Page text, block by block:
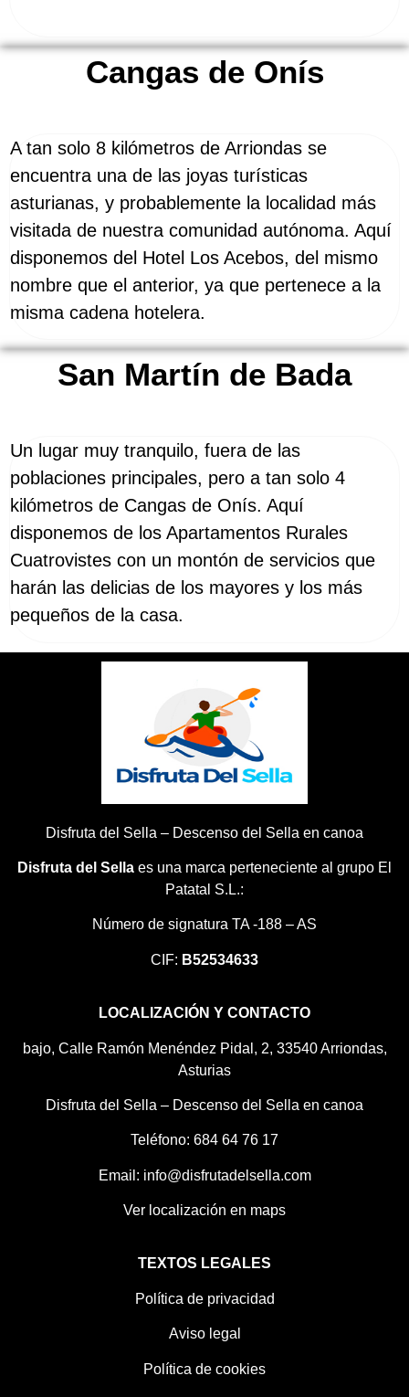
Cangas de Onís
A tan solo 8 kilómetros de Arriondas se
encuentra una de las joyas turísticas
asturianas, y probablemente la localidad más
visitada de nuestra comunidad autónoma. Aquí
disponemos del Hotel Los Acebos, del mismo
nombre que el anterior, ya que pertenece a la
misma cadena hotelera.
San Martín de Bada
Un lugar muy tranquilo, fuera de las
poblaciones principales, pero a tan solo 4
kilómetros de Cangas de Onís. Aquí
disponemos de los Apartamentos Rurales
Cuatrovistes con un montón de servicios que
harán las delicias de los mayores y los más
pequeños de la casa.
Disfruta del Sella – Descenso del Sella en canoa
Disfruta del Sella es una marca perteneciente al grupo El
Patatal S.L.:
Número de signatura TA -188 – AS
CIF: B52534633
LOCALIZACIÓN Y CONTACTO
bajo, Calle Ramón Menéndez Pidal, 2, 33540 Arriondas,
Asturias
Disfruta del Sella – Descenso del Sella en canoa
Teléfono: 684 64 76 17
Email: info@disfrutadelsella.com
Ver localización en maps
TEXTOS LEGALES
Política de privacidad
Aviso legal
Política de cookies